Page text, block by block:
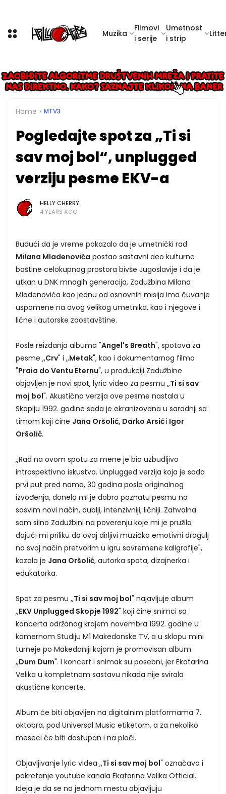
Muzika
Filmovi
i serije
Umetnost
i strip
Home MTV3
Pogledajte spot za „Ti si
sav moj bol“, unplugged
verziju pesme EKV-a
HELLY CHERRY
4 YEARS AGO
Budući da je vreme pokazalo da je umetnički rad
Milana Mladenovića postao sastavni deo kulturne
baštine celokupnog prostora bivše Jugoslavije i da je
utkan u DNK mnogih generacija, Zadužbina Milana
Mladenovića kao jednu od osnovnih misija ima čuvanje
uspomene na ovog velikog umetnika, kao i njegove i
lične i autorske zaostavštine.
Posle reizdanja albuma "Angel's Breath", spotova za
pesme ,,Crv" i ,,Metak", kao i dokumentarnog filma
"Praia do Ventu Eternu", u produkciji Zadužbine
objavljen je novi spot, lyric video za pesmu ,,Ti si sav
moj bol". Akustična verzija ove pesme nastala u
Skoplju 1992. godine sada je ekranizovana u saradnji sa
timom koji čine Jana Oršolić, Darko Arsići Igor
Oršolić.
,,Rad na ovom spotu za mene je bio uzbudljivo
introspektivno iskustvo. Unplugged verzija koja je sada
prvi put pred nama, 30 godina posle originalnog
izvođenja, donela mi je dobro poznatu pesmu na
sasvim novi način, dublji, intenzivniji, ličniji. Zahvalna
sam silno Zadužbini na poverenju koje mi je pružila
dajući mi priliku da ovaj dirljivi muzičko emotivni dragulj
na svoj način pretvorim u igru savremene kaligrafije",
kazala je Jana Oršolić, autorka spota, dizajnerka i
edukatorka.
Spot za pesmu ,,Ti si sav moj bol" najavljuje album
,,EKV Unplugged Skopje 1992" koji čine snimci sa
koncerta održanog krajem novembra 1992. godine u
kamernom Studiju M1 Makedonske TV, a u sklopu mini
turneje po Makedoniji kojom je promovisan album
,,Dum Dum". I koncert i snimak su posebni, jer Ekatarina
Velika u kompletnom sastavu nikada nije svirala
akustične koncerte.
Album će biti objavljen na digitalnim platformama 7.
oktobra, pod Universal Music etiketom, a za nekoliko
meseci će biti dostupan i na ploči.
Objavljivanje lyric videa ,,Ti si sav moj bol" označava i
pokretanje youtube kanala Ekatarina Velika Official.
Ideja je da se na jednom mestu objavljuju